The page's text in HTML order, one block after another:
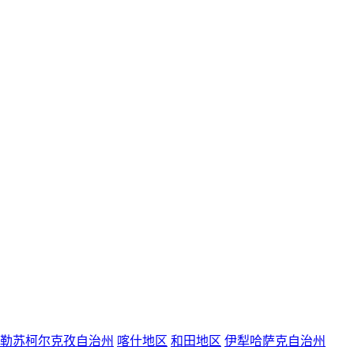
苏柯尔克孜自治州 喀什地区 和田地区 伊犁哈萨克自治州